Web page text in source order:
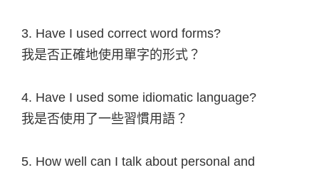
3. Have I used correct word forms?
我是否正確地使用單字的形式？
4. Have I used some idiomatic language?
我是否使用了一些習慣用語？
5. How well can I talk about personal and